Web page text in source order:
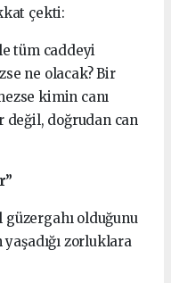
çekti:
tüm caddeyi
ne olacak? Bir
kimin canı
değil, doğrudan can
olduğunu
zorluklara